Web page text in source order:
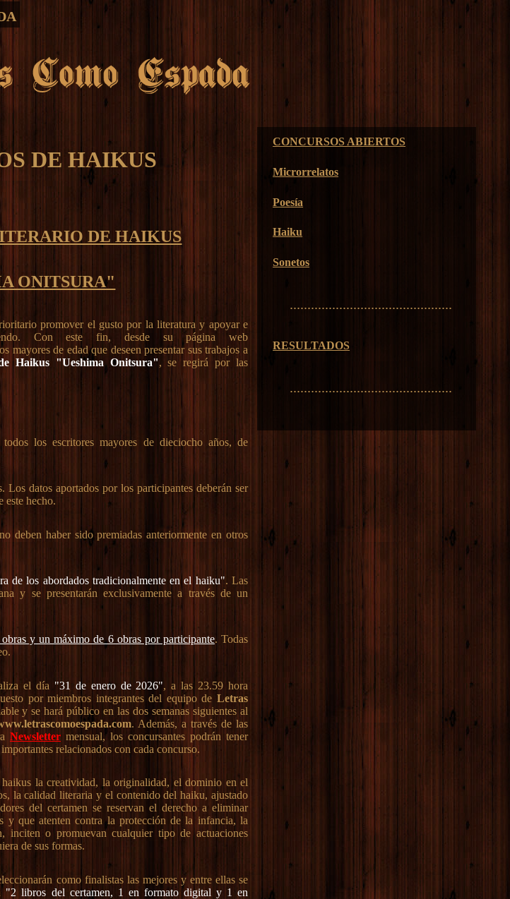
DE HAIKUS
DE HAIKUS
ONITSURA"
promover el gusto por la literatura y apoyar e
Con este fin, desde su página web
mayores de edad que deseen presentar sus trabajos a
Haikus "Ueshima Onitsura", se regirá por las
los escritores mayores de dieciocho años, de
Los datos aportados por los participantes deberán ser
este hecho.
deben haber sido premiadas anteriormente en otros
de los abordados tradicionalmente en el haiku". Las
y se presentarán exclusivamente a través de un
y un máximo de 6 obras por participante. Todas
el día "31 de enero de 2026", a las 23.59 hora
por miembros integrantes del equipo deLetras
y se hará público en las dos semanas siguientes al
. Además, a través de las
Newsletter mensual, los concursantes podrán tener
relacionados con cada concurso.
la creatividad, la originalidad, el dominio en el
la calidad literaria y el contenido del haiku, ajustado
del certamen se reservan el derecho a eliminar
y que atenten contra la protección de la infancia, la
o promuevan cualquier tipo de actuaciones
de sus formas.
como finalistas las mejores y entre ellas se
"2 libros del certamen, 1 en formato digital y 1 en
CONCURSOS ABIERTOS
Microrrelatos
Poesía
Haiku
Sonetos
..............................................
RESULTADOS
..............................................